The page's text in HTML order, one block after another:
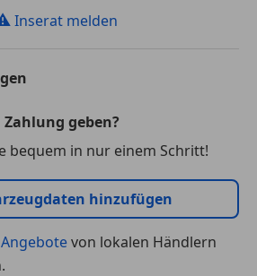
Inserat melden
geben?
bequem in nur einem Schritt!
hinzufügen
von lokalen Händlern